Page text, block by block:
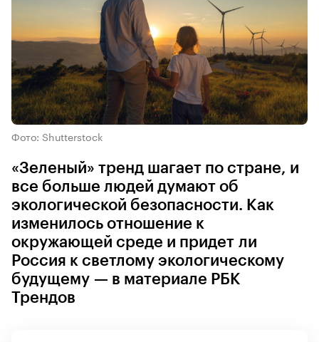
Фото: Shutterstock
«Зеленый» тренд шагает по стране, и
все больше людей думают об
экологической безопасности. Как
изменилось отношение к
окружающей среде и придет ли
Россия к светлому экологическому
будущему — в материале РБК
Трендов